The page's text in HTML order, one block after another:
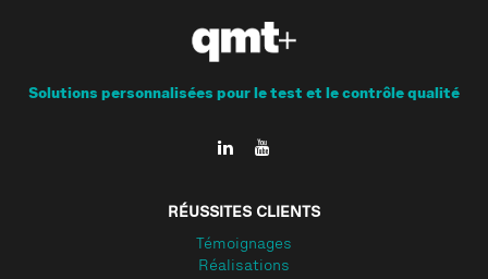
Solutions personnalisées pour le test et le contrôle qualité
RÉUSSITES CLIENTS
Témoignages
Réalisations